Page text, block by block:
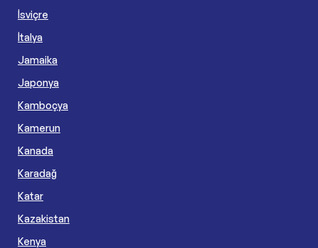
İsviçre
İtalya
Jamaika
Japonya
Kamboçya
Kamerun
Kanada
Karadağ
Katar
Kazakistan
Kenya